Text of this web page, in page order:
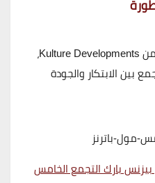
منKulture Developments،
بينالابتكار والجودة
بارك التجمع الخامس